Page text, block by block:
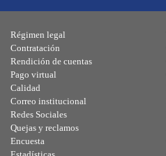
Régimen legal
Contratación
Rendición de cuentas
Pago virtual
Calidad
Correo institucional
Redes Sociales
Quejas y reclamos
Encuesta